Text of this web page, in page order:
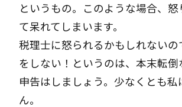
というもの。このような場合、怒
て呆れてしまいます。
税理士に怒られるかもしれないの
をしない！というのは、本末転倒
申告はしましょう。少なくとも私
ん。